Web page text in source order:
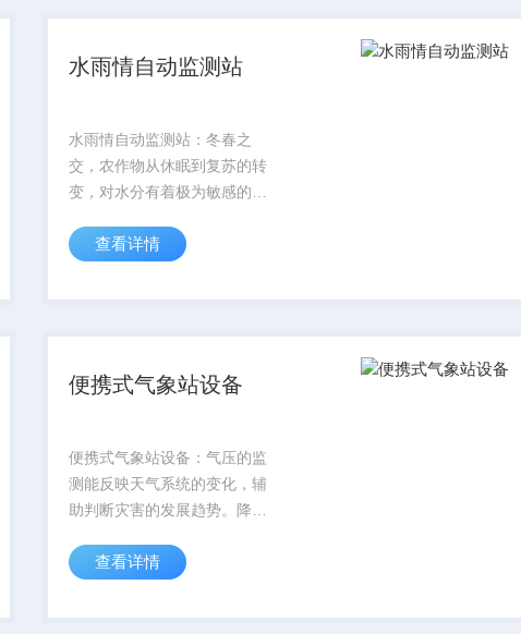
水雨情自动监测站
水雨情自动监测站：冬春之
交，农作物从休眠到复苏的转
变，对水分有着极为敏感的需
过晚则影响返青生长。传统
最佳时机。
查看详情
便携式气象站设备
便携式气象站设备：气压的监
测能反映天气系统的变化，辅
助判断灾害的发展趋势。降水
害救援中不可缺，能帮助评估
围。
查看详情